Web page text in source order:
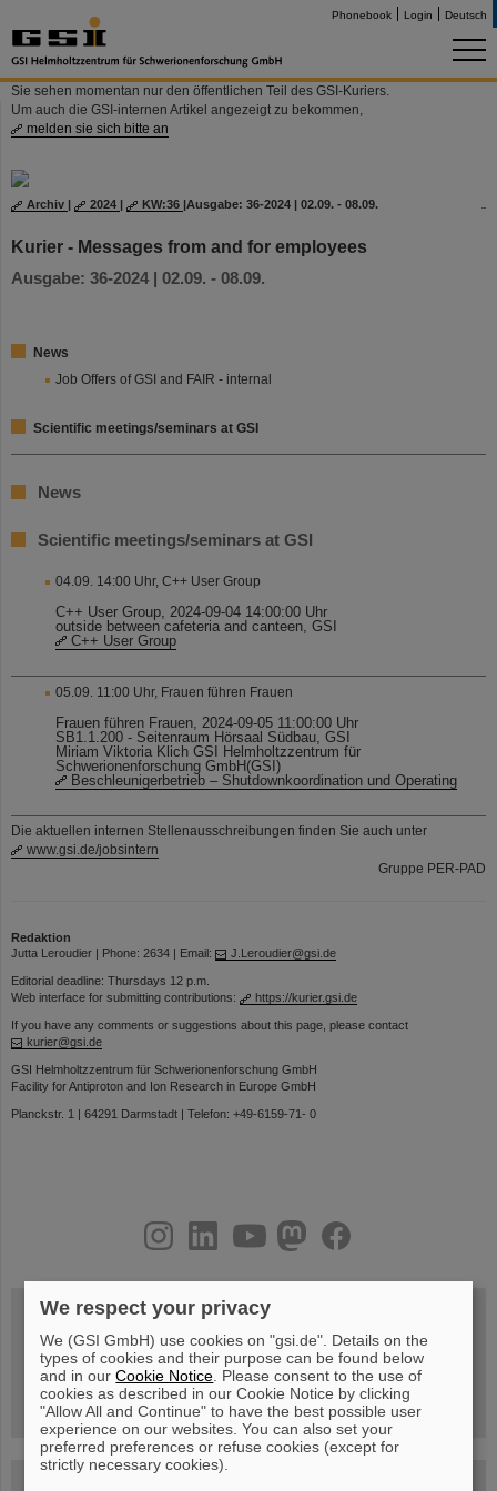
Phonebook Login Deutsch
Sie sehen momentan nur den öffentlichen Teil des GSI-Kuriers.
Um auch die GSI-internen Artikel angezeigt zu bekommen,
melden sie sich bitte an
Archiv | 2024 | KW:36 |Ausgabe: 36-2024 | 02.09. - 08.09.
Kurier - Messages from and for employees
Ausgabe: 36-2024 | 02.09. - 08.09.
News
Job Offers of GSI and FAIR - internal
Scientific meetings/seminars at GSI
News
Scientific meetings/seminars at GSI
04.09. 14:00 Uhr, C++ User Group
C++ User Group, 2024-09-04 14:00:00 Uhr
outside between cafeteria and canteen, GSI
C++ User Group
05.09. 11:00 Uhr, Frauen führen Frauen
Frauen führen Frauen, 2024-09-05 11:00:00 Uhr
SB1.1.200 - Seitenraum Hörsaal Südbau, GSI
Miriam Viktoria Klich GSI Helmholtzzentrum für
Schwerionenforschung GmbH(GSI)
Beschleunigerbetrieb – Shutdownkoordination und Operating
Die aktuellen internen Stellenausschreibungen finden Sie auch unter
www.gsi.de/jobsintern
Gruppe PER-PAD
Redaktion
Jutta Leroudier | Phone: 2634 | Email:
J.Leroudier@gsi.de
Editorial deadline: Thursdays 12 p.m.
Web interface for submitting contributions:
https://kurier.gsi.de
If you have any comments or suggestions about this page, please contact
kurier@gsi.de
GSI Helmholtzzentrum für Schwerionenforschung GmbH
Facility for Antiproton and Ion Research in Europe GmbH
Planckstr. 1 | 64291 Darmstadt | Telefon: +49-6159-71- 0
youtubehelmholtz.socialfacebook
Mittwoch, 19.08.2026, 14 Uhr
Warum existiert nicht einfach nichts?
Hannah Elfner,
GSI/FAIR/Goethe-Universität
Anmeldung und weitere Informationen
We respect your privacy
We (GSI GmbH) use cookies on "gsi.de". Details on the
types of cookies and their purpose can be found below
and in ourCookie Notice . Please consent to the use of
cookies as described in our Cookie Notice by clicking
"Allow All and Continue" to have the best possible user
experience on our websites. You can also set your
preferred preferences or refuse cookies (except for
strictly necessary cookies).